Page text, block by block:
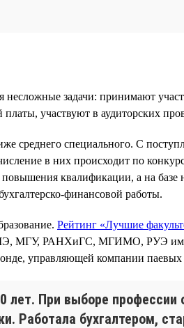
задачи: принимают
участвуют в аудиторских
среднего специального. С
в них происходит по
квалификации, а на
финансовой работы.
Рейтинг «Лучшие
МГУ, РАНХиГС, МГИМО, РУЭ им.
управляющей компании
При выборе профессии
Работала бухгалтером,